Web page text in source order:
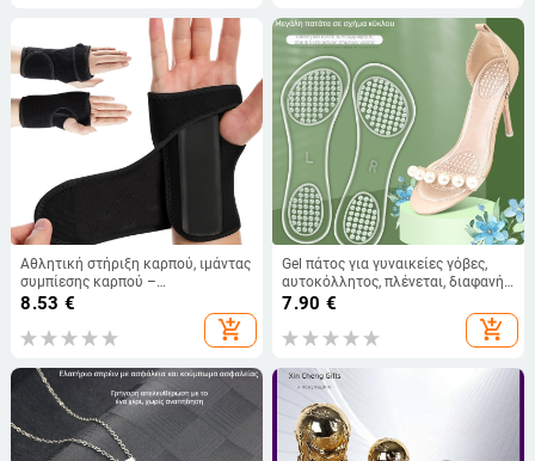
γόνατος για σχοινάκι
Αθλητική στήριξη καρπού, ιμάντας
συμπίεσης καρπού –
σταθεροποιητικό λουρί,
Μοντέλο 01
8.53 €
add_shopping_cart
Gel πάτος για γυναικείες γόβες,
αυτοκόλλητος, πλένεται, διαφανής,
απορροφητής κραδασμών, επτά-
σημείων πάτος για δερμάτινα
παπούτσια και σανδάλια
7.90 €
add_shopping_cart